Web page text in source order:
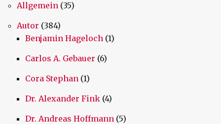
Allgemein (35)
Autor (384)
Benjamin Hageloch (1)
Carlos A. Gebauer (6)
Cora Stephan (1)
Dr. Alexander Fink (4)
Dr. Andreas Hoffmann (5)